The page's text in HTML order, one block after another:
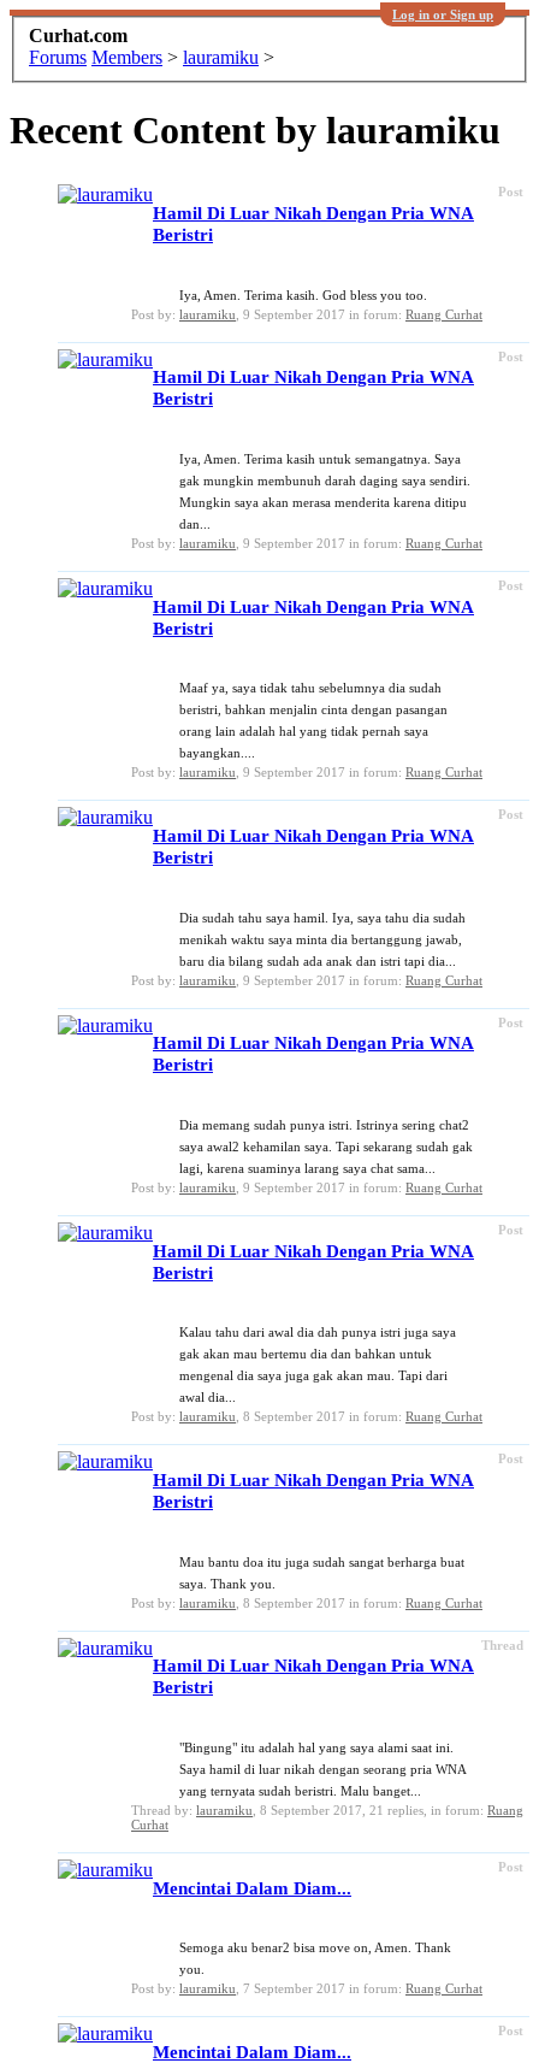
Log in or Sign up
Curhat.com
Forums Members > lauramiku >
Recent Content by lauramiku
Post
Hamil Di Luar Nikah Dengan Pria WNA
Beristri
Iya, Amen. Terima kasih. God bless you too.
Post by: lauramiku 9 September 2017 in forum: Ruang Curhat
Post
Hamil Di Luar Nikah Dengan Pria WNA
Beristri
Iya, Amen. Terima kasih untuk semangatnya. Saya
gak mungkin membunuh darah daging saya sendiri.
Mungkin saya akan merasa menderita karena ditipu
dan...
Post by: lauramiku 9 September 2017 in forum: Ruang Curhat
Post
Hamil Di Luar Nikah Dengan Pria WNA
Beristri
Maaf ya, saya tidak tahu sebelumnya dia sudah
beristri, bahkan menjalin cinta dengan pasangan
orang lain adalah hal yang tidak pernah saya
bayangkan....
Post by: lauramiku, 9 September 2017 in forum: Ruang Curhat
Post
Hamil Di Luar Nikah Dengan Pria WNA
Beristri
Dia sudah tahu saya hamil. Iya, saya tahu dia sudah
menikah waktu saya minta dia bertanggung jawab,
baru dia bilang sudah ada anak dan istri tapi dia...
Post by: lauramiku 9 September 2017 in forum: Ruang Curhat
Post
Hamil Di Luar Nikah Dengan Pria WNA
Beristri
Dia memang sudah punya istri. Istrinya sering chat2
saya awal2 kehamilan saya. Tapi sekarang sudah gak
lagi, karena suaminya larang saya chat sama...
Post by: lauramiku 9 September 2017 in forum: Ruang Curhat
Post
Hamil Di Luar Nikah Dengan Pria WNA
Beristri
Kalau tahu dari awal dia dah punya istri juga saya
gak akan mau bertemu dia dan bahkan untuk
mengenal dia saya juga gak akan mau. Tapi dari
awal dia...
Post by: lauramiku 8 September 2017 in forum: Ruang Curhat
Post
Hamil Di Luar Nikah Dengan Pria WNA
Beristri
Mau bantu doa itu juga sudah sangat berharga buat
saya. Thank you.
Post by: lauramiku 8 September 2017 in forum: Ruang Curhat
Thread
Hamil Di Luar Nikah Dengan Pria WNA
Beristri
"Bingung" itu adalah hal yang saya alami saat ini.
Saya hamil di luar nikah dengan seorang pria WNA
yang ternyata sudah beristri. Malu banget...
Thread by: lauramiku 8 September 2017 , 21 replies, in forum: Ruang
Curhat
Post
Mencintai Dalam Diam...
Semoga aku benar2 bisa move on, Amen. Thank
you.
Post by: lauramiku 7 September 2017 in forum: Ruang Curhat
Post
Mencintai Dalam Diam...